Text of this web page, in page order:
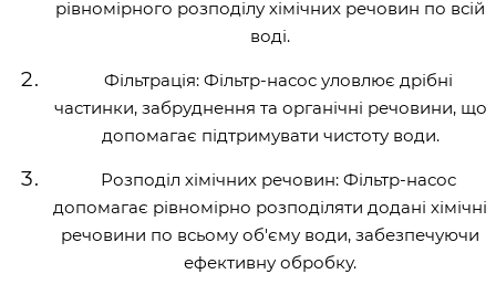
рівномірного розподілу хімічних речовин по всій
воді.
Фільтрація: Фільтр-насос уловлює дрібні
частинки, забруднення та органічні речовини, що
допомагає підтримувати чистоту води.
Розподіл хімічних речовин: Фільтр-насос
допомагає рівномірно розподіляти додані хімічні
речовини по всьому об'єму води, забезпечуючи
ефективну обробку.